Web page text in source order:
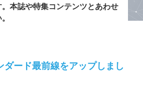
掲載月毎記事
本誌や特集コンテンツとあわせ
ダード最前線をアップしまし